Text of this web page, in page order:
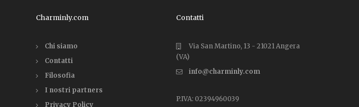
Charminly.com
Chi siamo
Contatti
Filosofia
I nostri partners
Privacy Policy
Contatti
Via San Martino, 13 - 21021 Angera
(VA)
info@charminly.com
P.IVA: 02394960039